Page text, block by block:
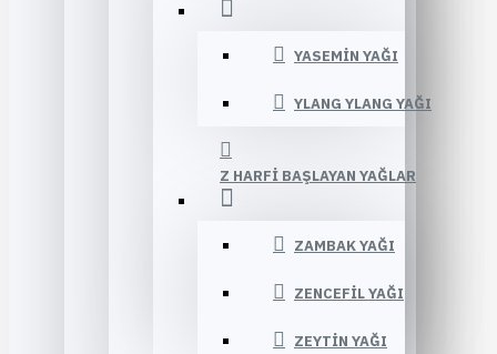
YASEMIN YAĞI
YLANG YLANG YAĞI
Z HARFI BAŞLAYAN YAĞLAR
ZAMBAK YAĞI
ZENCEFIL YAĞI
ZEYTIN YAĞI